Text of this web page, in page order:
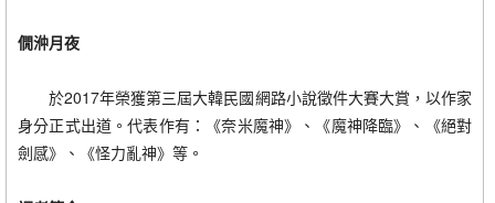
僩㳞月夜
於2017年榮獲第三屆大韓民國網路小說徵件大賽大賞，以作家
身分正式出道。代表作有：《奈米魔神》、《魔神降臨》、《絕對
劍感》、《怪力亂神》等。